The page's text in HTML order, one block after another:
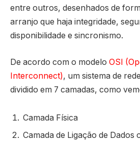
entre outros, desenhados de
arranjo que haja integridade,
disponibilidade e sincronismo.
De acordo com o modelo OSI
Interconnect), um sistema de
dividido em 7 camadas, como
Camada Física
Camada de Ligação de Dados